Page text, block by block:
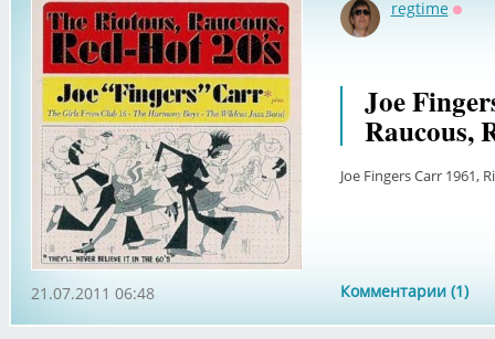
regtime
Joe
Raucous,
Joe Fingers Carr 1961,
Комментарии (1)
21.07.2011 06:48